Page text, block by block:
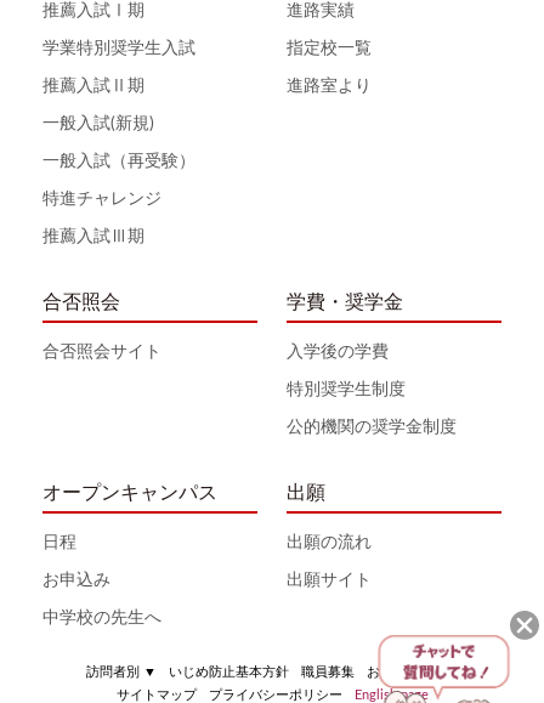
推薦入試Ⅰ期
学業特別奨学生入試
推薦入試Ⅱ期
一般入試(新規)
一般入試（再受験）
特進チャレンジ
推薦入試Ⅲ期
進路実績
指定校一覧
進路室より
合否照会
合否照会サイト
学費・奨学金
入学後の学費
特別奨学生制度
公的機関の奨学金制度
オープンキャンパス
日程
お申込み
中学校の先生へ
出願
出願の流れ
出願サイト
訪問者別 ▼ いじめ防止基本方針 職員募集
お問い合わせ
サイトマップ
プライバシーポリシー English page